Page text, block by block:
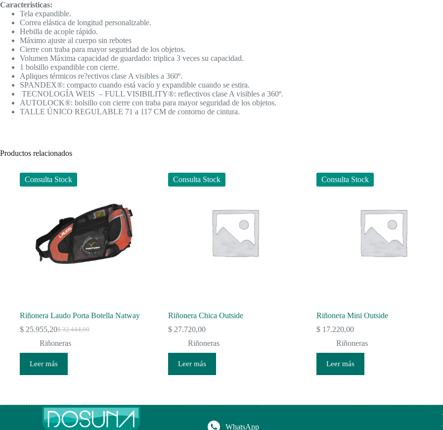
Caracteristicas:
Tela expandible.
Correa elástica de longitud personalizable.
Hebilla de acople rápido.
Máximo ajuste al cuerpo sin rebotes
Cierre con traba para mayor seguridad de los objetos.
Volumen Máxima capacidad de guardado: triplica 3 veces su capacidad.
1 bolsillo expandible con cierre.
Apliques térmicos re?ectivos clase A visibles a 360º.
SPANDEX®: compacto cuando está vacío y expandible cuando se estira.
TECNOLOGÍA WEIS – FULL VISIBILITY®: reflectivos clase A visibles a 360º.
AUTOLOCK®: bolsillo con cierre con traba para mayor seguridad de los objetos.
TALLE ÚNICO REGULABLE 71 a 117 CM de contorno de cintura.
Productos relacionados
Consulta Stock
Riñonera Laudo Porta Botella Natway
$32.444,00
El
precio
original
era:
$ 32.444,00.
$ 25.955,20El
precio
actual
es:
$ 25.955,20.
Riñoneras
Leer más
Consulta Stock
Riñonera Chica Outside
$27.720,00
Riñoneras
Leer más
Consulta Stock
Riñonera Mini Outside
$17.220,00
Riñoneras
Leer más
WhatsApp